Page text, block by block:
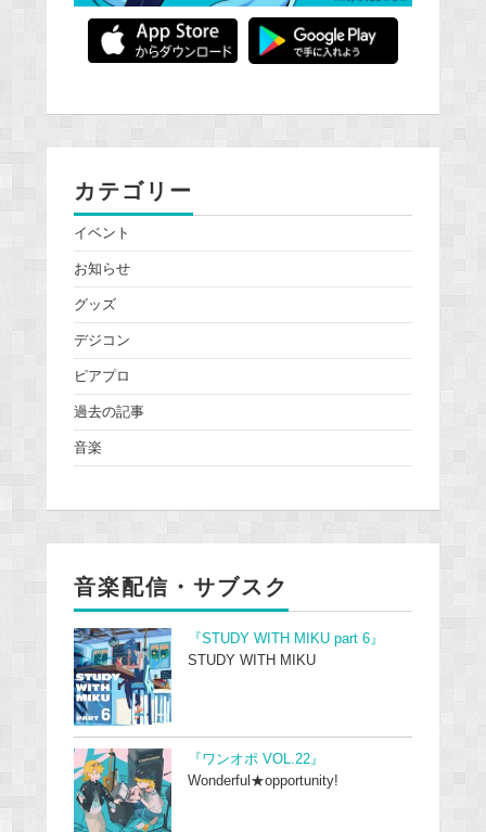
カテゴリー
イベント
お知らせ
グッズ
デジコン
ピアプロ
過去の記事
音楽
音楽配信・サブスク
『STUDY WITH MIKU part 6』
STUDY WITH MIKU
『ワンオポ VOL.22』
Wonderful★opportunity!